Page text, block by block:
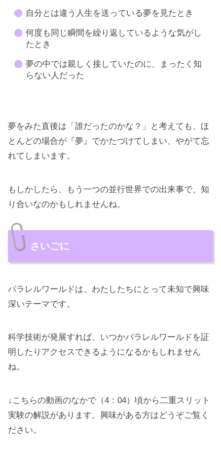
自分とは違う人生を送っている夢を見たとき
何度も同じ瞬間を繰り返しているような気がし
たとき
夢の中では親しく接していたのに、まったく知
らない人だった
夢をみた直後は「誰だったのかな？」と考えても、ほ
とんどの場合が『夢』でかたづけてしまい、やがて忘
れてしまいます。
もしかしたら、もう一つの並行世界での出来事で、知
り合いなのかもしれませんね。
さいごに
パラレルワールドは、わたしたちにとって未知で興味
深いテーマです。
科学技術が発展すれば、いつかパラレルワールドを証
明したりアクセスできるようになるかもしれません
ね。
↓こちらの動画のなかで（4：04）頃から二重スリット
実験の解説があります。興味がある方はどうぞご覧く
ださい。